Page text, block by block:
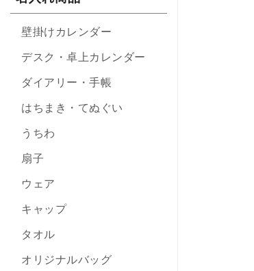
壁掛けカレンダー
デスク・卓上カレンダー
ダイアリー・手帳
はちまき・てぬぐい
うちわ
扇子
ウェア
キャップ
タオル
オリジナルバッグ